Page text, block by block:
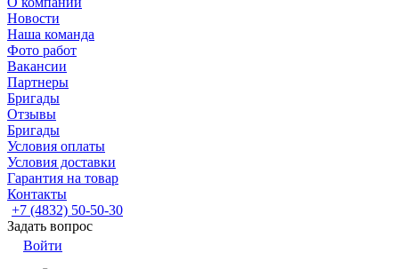
Новости
Наша команда
Фото работ
Вакансии
Партнеры
Бригады
Отзывы
Бригады
Условия оплаты
Условия доставки
Гарантия на товар
Контакты
+7 (4832) 50-50-30
Задать вопрос
Войти